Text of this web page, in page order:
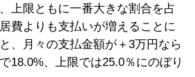
上限ともに一番大きな割合を占
費よりも支払いが増えることに
、月々の支払金額が＋3万円なら
18.0%、上限では25.0％にのぼり